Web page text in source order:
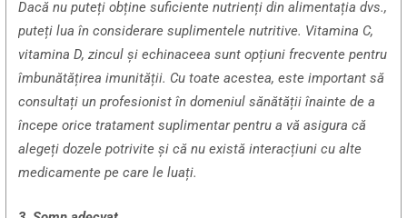
Dacă nu puteți obține suficiente nutrienți din alimentația dvs.,
puteți lua în considerare suplimentele nutritive. Vitamina C,
vitamina D, zincul și echinaceea sunt opțiuni frecvente pentru
îmbunătățirea imunității. Cu toate acestea, este important să
consultați un profesionist în domeniul sănătății înainte de a
începe orice tratament suplimentar pentru a vă asigura că
alegeți dozele potrivite și că nu există interacțiuni cu alte
medicamente pe care le luați.